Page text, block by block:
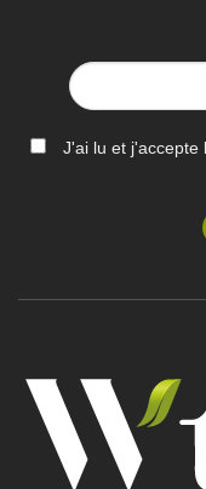
J'ai lu et j'accepte